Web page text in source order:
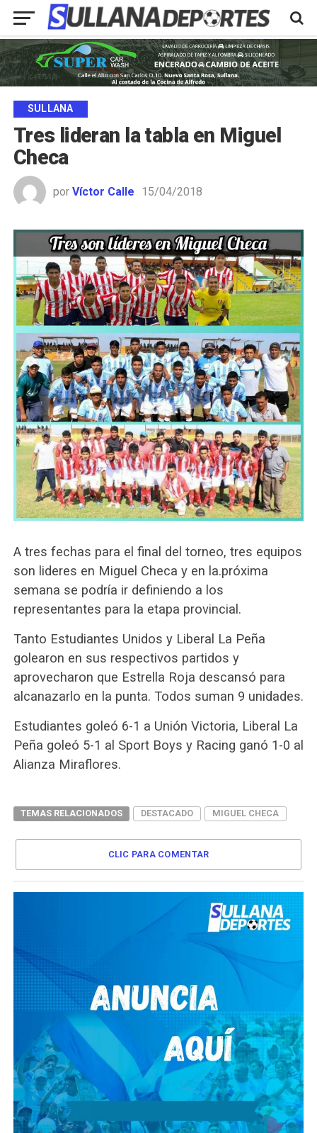
SULLANA
Tres lideran la tabla en Miguel
Checa
por Víctor Calle 15/04/2018
A tres fechas para el final del torneo, tres equipos
son lideres en Miguel Checa y en la.próxima
semana se podría ir definiendo a los
representantes para la etapa provincial.
Tanto Estudiantes Unidos y Liberal La Peña
golearon en sus respectivos partidos y
aprovecharon que Estrella Roja descansó para
alcanazarlo en la punta. Todos suman 9 unidades.
Estudiantes goleó 6-1 a Unión Victoria, Liberal La
Peña goleó 5-1 al Sport Boys y Racing ganó 1-0 al
Alianza Miraflores.
TEMAS RELACIONADOS DESTACADO MIGUEL CHECA
CLIC PARA COMENTAR